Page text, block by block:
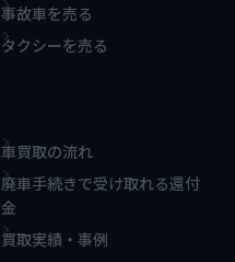
事故車を売る
タクシーを売る
車買取の流れ
廃車手続きで受け取れる還付
金
買取実績・事例